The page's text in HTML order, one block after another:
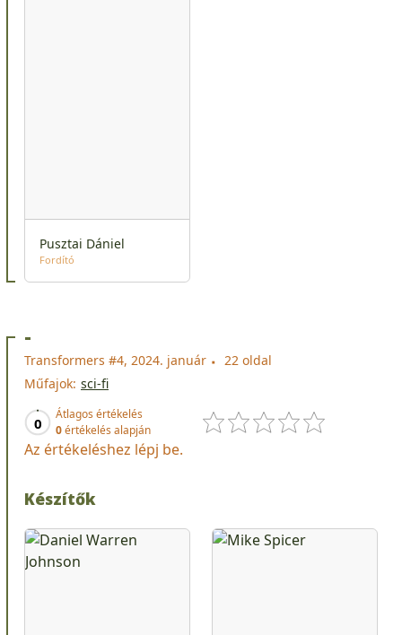
Pusztai Dániel
Fordító
-
Transformers #4, 2024. január
22 oldal
Műfajok: sci-fi
0
Átlagos értékelés
0értékelés alapján
Az értékeléshez lépj be.
Készítők